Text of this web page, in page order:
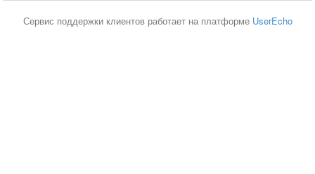
Сервис поддержки клиентов работает на платформе UserEcho